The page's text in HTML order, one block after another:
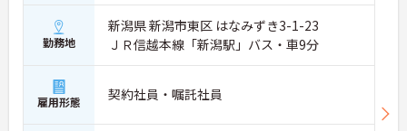
勤務地
新潟県 新潟市東区 はなみずき3-1-23
ＪＲ信越本線「新潟駅」バス・車9分
雇用形態 契約社員・嘱託社員